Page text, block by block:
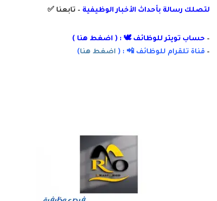
لتصلك رسالة بأحداث الأخبار الوظيفية – تابعنا ✅
– حساب تويتر للوظائف 🕊 : ( اضغط هنا )
– قناة تلقرام للوظائف 📲 : ( اضغط هنا)